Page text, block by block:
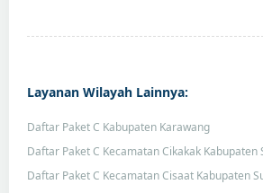
Layanan Wilayah Lainnya:
Daftar Paket C Kabupaten Karawang
Daftar Paket C Kecamatan Cikakak Kabupaten
Daftar Paket C Kecamatan Cisaat Kabupaten